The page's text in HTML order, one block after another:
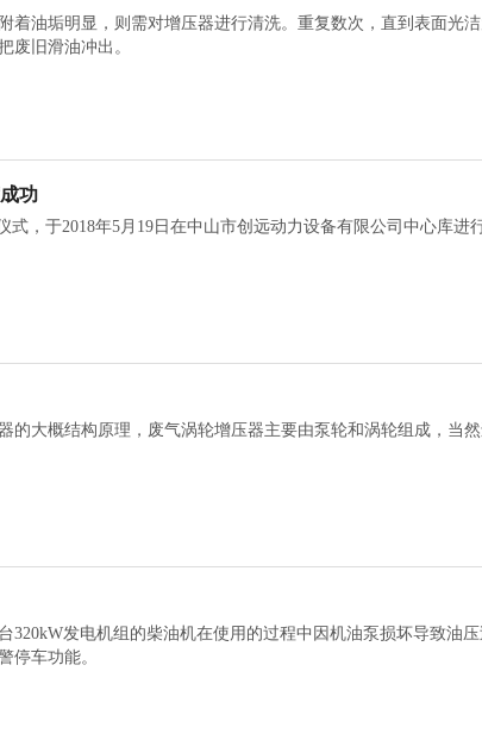
着油垢明显，则需对增压器进行清洗。重复数次，直到表面光
废旧滑油冲出。
功
式，于2018年5月19日在中山市创远动力设备有限公司中心库
的大概结构原理，废气涡轮增压器主要由泵轮和涡轮组成，当然
320kW发电机组的柴油机在使用的过程中因机油泵损坏导致油
停车功能。